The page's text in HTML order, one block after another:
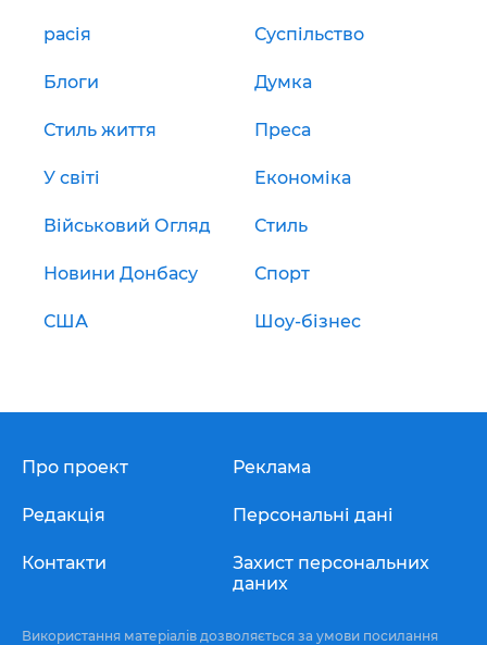
расія Суспільство
Блоги Думка
Стиль життя Преса
У світі Економіка
Військовий Огляд Стиль
Новини Донбасу Спорт
США Шоу-бізнес
Про проект
Редакція
Контакти
Реклама
Персональні дані
Захист персональних
даних
Використання матеріалів дозволяється за умови посилання